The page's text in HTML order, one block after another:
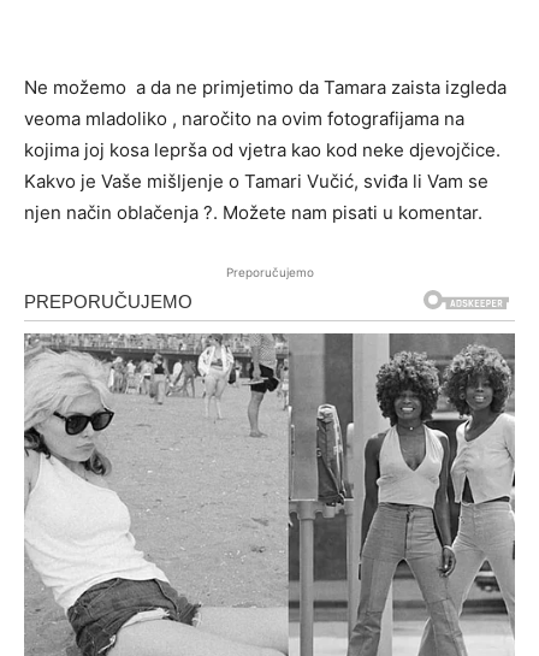
Ne možemo a da ne primjetimo da Tamara zaista izgleda
veoma mladoliko , naročito na ovim fotografijama na
kojima joj kosa leprša od vjetra kao kod neke djevojčice.
Kakvo je Vaše mišljenje o Tamari Vučić, sviđa li Vam se
njen način oblačenja ?. Možete nam pisati u komentar.
Preporučujemo